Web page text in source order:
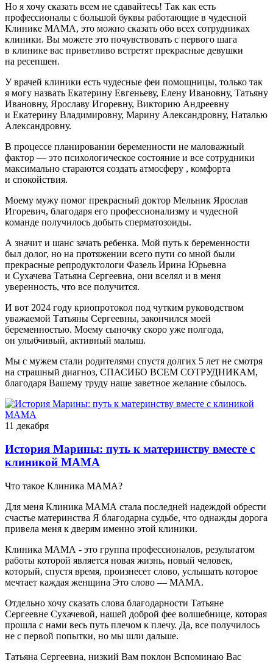
Но я хочу сказать всем не сдавайтесь! Так как есть
профессионалы с большой буквы работающие в чудесной
Клинике МАМА, это можно сказать обо всех сотрудниках
клиники. Вы можете это почувствовать с первого шага
в клинике вас приветливо встретят прекрасные девушки
на ресепшен.
У врачей клиники есть чудесные феи помощницы, только так
я могу назвать Екатерину Евгеньеву, Елену Ивановну, Татьяну
Ивановну, Ярославу Игоревну, Викторию Андреевну
и Екатерину Владимировну, Марину Александровну, Наталью
Александровну.
В процессе планировании беременности не маловажный
фактор — это психологическое состояние и все сотрудники
максимально стараются создать атмосферу , комфорта
и спокойствия.
Моему мужу помог прекрасный доктор Мельник Ярослав
Игоревич, благодаря его профессионализму и чудесной
команде получилось добыть сперматозоиды.
А значит и шанс зачать ребенка. Мой путь к беременности
был долог, но на протяжении всего пути со мной были
прекрасные репродуктологи Фазель Ирина Юрьевна
и Сухачева Татьяна Сергеевна, они вселял и в меня
уверенность, что все получится.
И вот 2024 году криопротокол под чутким руководством
уважаемой Татьяны Сергеевны, закончился моей
беременностью. Моему сыночку скоро уже полгода,
он улыбчивый, активный малыш.
Мы с мужем стали родителями спустя долгих 5 лет не смотря
на страшный диагноз, СПАСИБО ВСЕМ СОТРУДНИКАМ,
благодаря Вашему труду наше заветное желание сбылось.
11 декабря
История Марины: путь к материнству вместе с
клиникой МАМА
Что такое Клиника МАМА?
Для меня Клиника МАМА стала последней надеждой обрести
счастье материнства Я благодарна судьбе, что однажды дорога
привела меня к дверям именно этой клиники.
Клиника МАМА - это группа профессионалов, результатом
работы которой является новая жизнь, новый человек,
который, спустя время, произнесет слово, услышать которое
мечтает каждая женщина Это слово — МАМА.
Отдельно хочу сказать слова благодарности Татьяне
Сергеевне Сухачевой, нашей доброй фее волшебнице, которая
прошла с нами весь путь плечом к плечу. Да, все получилось
не с первой попытки, но мы шли дальше.
Татьяна Сергеевна, низкий Вам поклон Вспоминаю Вас